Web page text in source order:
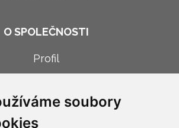
soubory
O SPOLEČNOSTI
Profil
Kariéra
firemních procesů